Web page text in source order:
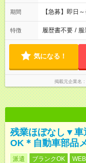
期間 【急募】即日
特徴 履歴書不要 / 服
気になる！
掲載元企業名
残業ほぼなし▼車
OK＊自動車部品
派遣 ブランクOK